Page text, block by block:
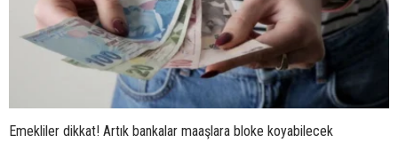
Emekliler dikkat! Artık bankalar maaşlara bloke koyabilecek